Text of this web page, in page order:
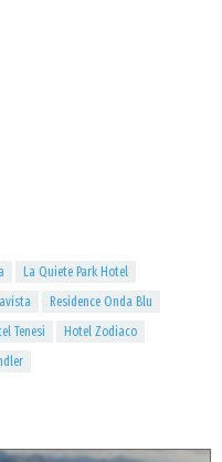
La Quiete Park Hotel
Residence Onda Blu
Tenesi
Hotel Zodiaco